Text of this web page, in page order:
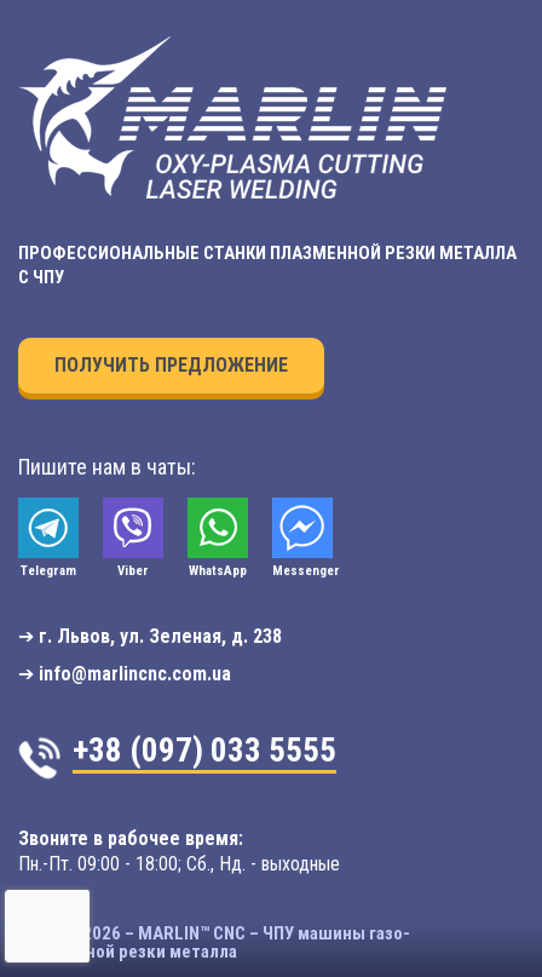
ПРОФЕССИОНАЛЬНЫЕ СТАНКИ ПЛАЗМЕННОЙ РЕЗКИ МЕТАЛЛА
С ЧПУ
ПОЛУЧИТЬ ПРЕДЛОЖЕНИЕ
Пишите нам в чаты:
Telegram Viber WhatsApp Мessenger
➔ г. Львов, ул. Зеленая, д. 238
➔ info@marlincnc.com.ua
+38 (097) 033 5555
Звоните в рабочее время:
Пн.-Пт. 09:00 - 18:00; Сб., Нд. - выходные
© 2003-2026 – MARLIN™ CNC – ЧПУ машины газо-
плазменной резки металла